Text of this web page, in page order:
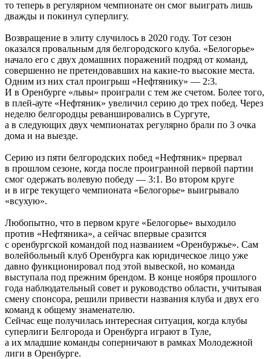
то теперь в регулярном чемпионате он смог выиграть лишь
дважды и покинул суперлигу.
Возвращение в элиту случилось в 2020 году. Тот сезон
оказался провальным для белгородского клуба. «Белогорье»
начало его с двух домашних поражений подряд от команд,
совершенно не претендовавших на какие-то высокие места.
Одним из них стал проигрыш «Нефтянику» — 2:3.
И в Оренбурге «львы» проиграли с тем же счетом. Более того,
в плей-ауте «Нефтяник» увеличил серию до трех побед. Через
неделю белгородцы реваншировались в Сургуте,
а в следующих двух чемпионатах регулярно брали по 3 очка
дома и на выезде.
Серию из пяти белгородских побед «Нефтяник» прервал
в прошлом сезоне, когда после проигранной первой партии
смог одержать волевую победу — 3:1. Во втором круге
и в игре текущего чемпионата «Белогорье» выигрывало
«всухую».
Любопытно, что в первом круге «Белогорье» выходило
против «Нефтяника», а сейчас впервые сразится
с оренбургской командой под названием «Оренбуржье». Сам
волейбольный клуб Оренбурга как юридическое лицо уже
давно функционировал под этой вывеской, но команда
выступала под прежним брендом. В конце ноября прошлого
года наблюдательный совет и руководство области, учитывая
смену спонсора, решили привести названия клуба и двух его
команд к общему знаменателю.
Сейчас еще получилась интересная ситуация, когда клубы
суперлиги Белгорода и Оренбурга играют в Туле,
а их младшие команды соперничают в рамках Молодежной
лиги в Оренбурге.